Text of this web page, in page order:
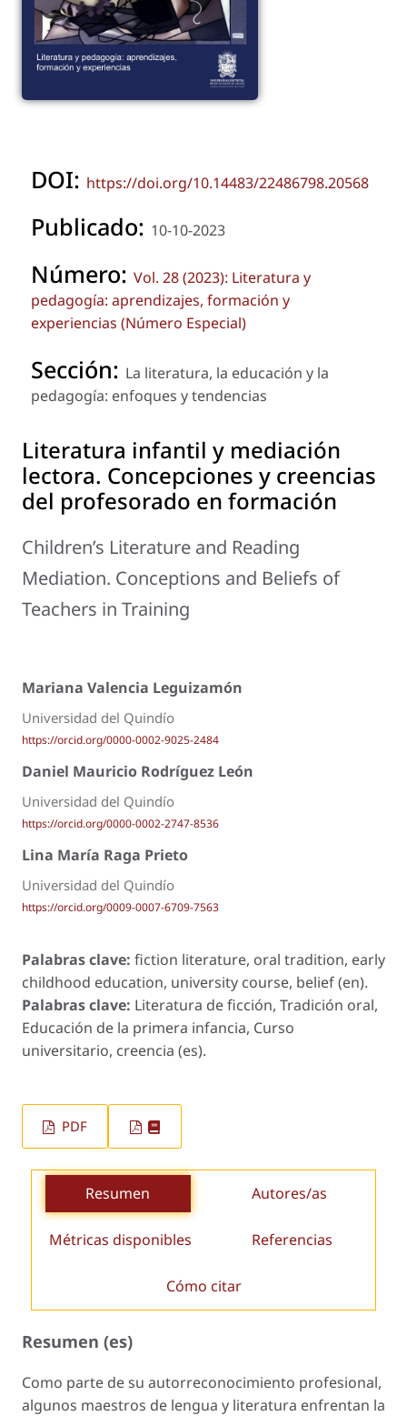
DOI: https://doi.org/10.14483/22486798.20568
Publicado: 10-10-2023
Número: Vol. 28 (2023): Literatura y
pedagogía: aprendizajes, formación y
experiencias (Número Especial)
Sección: La literatura, la educación y la
pedagogía: enfoques y tendencias
Literatura infantil y mediación
lectora. Concepciones y creencias
del profesorado en formación
Children’s Literature and Reading
Mediation. Conceptions and Beliefs of
Teachers in Training
Mariana Valencia Leguizamón
Universidad del Quindío
https://orcid.org/0000-0002-9025-2484
Daniel Mauricio Rodríguez León
Universidad del Quindío
https://orcid.org/0000-0002-2747-8536
Lina María Raga Prieto
Universidad del Quindío
https://orcid.org/0009-0007-6709-7563
Palabras clave: fiction literature, oral tradition, early
childhood education, university course, belief (en).
Palabras clave: Literatura de ficción, Tradición oral,
Educación de la primera infancia, Curso
universitario, creencia (es).
PDF
Resumen Autores/as
Métricas disponibles Referencias
Cómo citar
Resumen (es)
Como parte de su autorreconocimiento profesional,
algunos maestros de lengua y literatura enfrentan la